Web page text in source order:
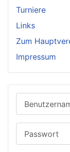
Turniere
Links
Zum
Impressum